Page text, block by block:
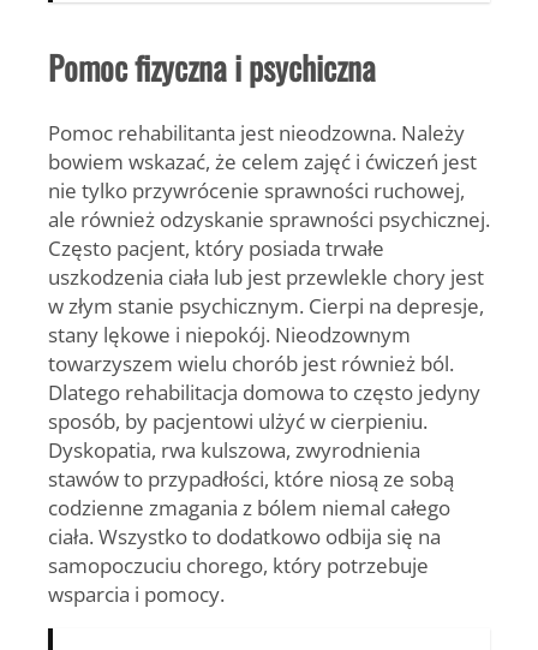
Pomoc fizyczna i psychiczna
Pomoc rehabilitanta jest nieodzowna. Należy
bowiem wskazać, że celem zajęć i ćwiczeń jest
nie tylko przywrócenie sprawności ruchowej,
ale również odzyskanie sprawności psychicznej.
Często pacjent, który posiada trwałe
uszkodzenia ciała lub jest przewlekle chory jest
w złym stanie psychicznym. Cierpi na depresje,
stany lękowe i niepokój. Nieodzownym
towarzyszem wielu chorób jest również ból.
Dlatego rehabilitacja domowa to często jedyny
sposób, by pacjentowi ulżyć w cierpieniu.
Dyskopatia, rwa kulszowa, zwyrodnienia
stawów to przypadłości, które niosą ze sobą
codzienne zmagania z bólem niemal całego
ciała. Wszystko to dodatkowo odbija się na
samopoczuciu chorego, który potrzebuje
wsparcia i pomocy.